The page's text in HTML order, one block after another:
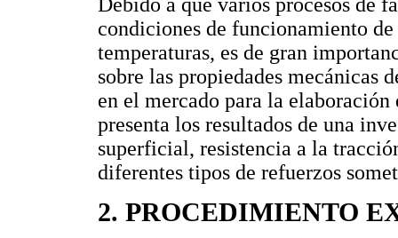
Debido a que varios procesos de
condiciones de funcionamiento
temperaturas, es de gran
sobre las propiedades mecánicas
en el mercado para la
presenta los resultados de una
superficial, resistencia a la
diferentes tipos de refuerzos
2. PROCEDIMIENTO